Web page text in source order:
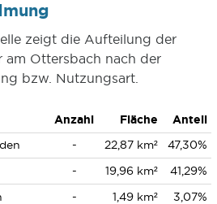
zeigt die Aufteilung der
am Ottersbach nach der
bzw. Nutzungsart.
Anzahl Fläche
Anteil
- 22,87 km²
47,30%
- 19,96 km²
41,29%
- 1,49 km²
3,07%